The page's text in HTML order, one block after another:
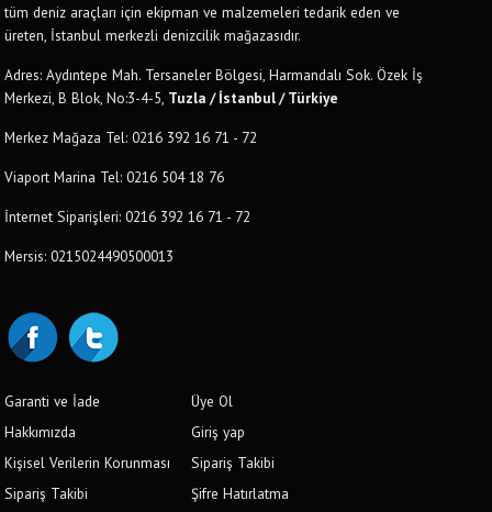
tüm deniz araçları için ekipman ve malzemeleri tedarik eden ve
üreten, İstanbul merkezli denizcilik mağazasıdır.
Adres: Aydıntepe Mah. Tersaneler Bölgesi, Harmandalı Sok. Özek İş
Merkezi, B Blok, No:3-4-5, Tuzla / İstanbul / Türkiye
Merkez Mağaza Tel: 0216 392 16 71 - 72
Viaport Marina Tel: 0216 504 18 76
İnternet Siparişleri: 0216 392 16 71 - 72
Mersis: 0215024490500013
Garanti ve İade
Hakkımızda
Kişisel Verilerin Korunması
Sipariş Takibi
Üye Ol
Giriş yap
Sipariş Takibi
Şifre Hatırlatma